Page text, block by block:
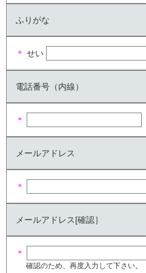
ふりがな
＊ せい
電話番号（内線）
＊
メールアドレス
＊
メールアドレス[確認］
＊
確認のため、再度入力して下さい。